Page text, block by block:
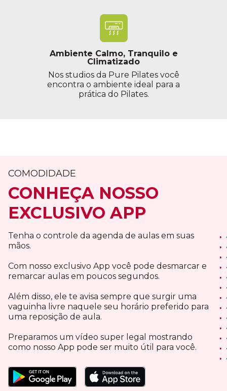
Ambiente Calmo, Tranquilo e
Climatizado
Nos studios da Pure Pilates você
encontra o ambiente ideal para a
prática do Pilates.
COMODIDADE
CONHEÇA NOSSO
EXCLUSIVO APP
Tenha o controle da agenda de aulas em suas
mãos.
Com nosso exclusivo App você pode desmarcar e
remarcar aulas em poucos segundos.
Além disso, ele te avisa sempre que surgir uma
vaguinha livre naquele seu horário preferido para
uma reposição de aula.
Preparamos um vídeo super legal mostrando
como nosso App pode ser muito útil para você.